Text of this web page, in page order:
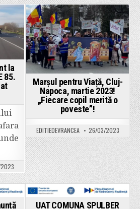
Vrancea”
transport
verde
Piste
pentru
biciclete
în
comuna
Spulber,
județul
Vrancea”
proiectului
cu
titlul
„Achiziția
de
microbuze
nepoluante
pentru
Comuna
Bolotești
și
Comuna
Țifești,
județul
Vrancea”
și
„Realizare
de
vehicule
electrice
Comuna
Bolotești
și
Comuna
Țifești,
județul
Vrancea”
la
85.
Posted
in
Marșul pentru Viață, Cluj-
Napoca, martie 2023!
„Fiecare copil merită o
poveste”!
EDITIEDEVRANCEA 26/03/2023
Posted
UAT COMUNA SPULBER